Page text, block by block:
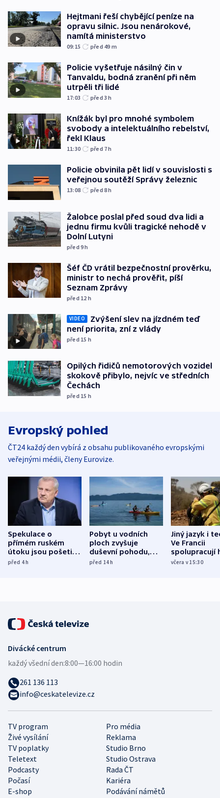
Hejtmani řeší chybějící peníze na
opravu silnic. Jsou nenárokové,
namítá ministerstvo
09:15 před 49 m
Policie vyšetřuje násilný čin v
Tanvaldu, bodná zranění při něm
utrpěli tři lidé
17:03 před 3h
Knížák byl pro mnohé symbolem
svobody a intelektuálního rebelství,
řekl Klaus
11:30 před 7h
Policie obvinila pět lidí v souvislosti s
veřejnou soutěží Správy železnic
13:08 před 8h
Žalobce poslal před soud dva lidi a
jednu firmu kvůli tragické nehodě v
Dolní Lutyni
před 9h
Šéf ČD vrátil bezpečnostní prověrku,
ministr to nechá prověřit, píší
Seznam Zprávy
před 12 h
VIDEO
Zvýšení slev na jízdném teď
není priorita, zní z vlády
před 15 h
Opilých řidičů nemotorových vozidel
skokově přibylo, nejvíc ve středních
Čechách
před 15 h
Evropský pohled
ČT24 každý den vybírá z obsahu publikovaného evropskými
veřejnými médii, členy Eurovize.
Spekulace o
přímém ruském
útoku jsou pošetilé,
míní estonský
před 4h
Pobyt u vodních
ploch zvyšuje
duševní pohodu,
ukázala
před 14h
Jiný jazyk i
Ve Francii
spolupracují
různých zemí
včera v 15:30
TV program
Pro média
Živé vysílání
Reklama
TV poplatky
Studio Brno
Teletext
Studio Ostrava
Podcasty
Rada ČT
Počasí
Kariéra
E-shop
Podávání námětů
Divácké centrum
každý všední den:8:00—16:00 hodin
261 136 113
info@ceskatelevize.cz